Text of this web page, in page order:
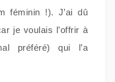
féminin !). J’ai dû
je voulais l’offrir à
préféré) qui l’a